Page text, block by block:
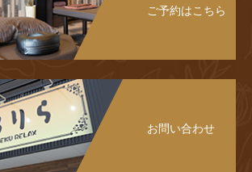
ご予約はこちら
お問い合わせ